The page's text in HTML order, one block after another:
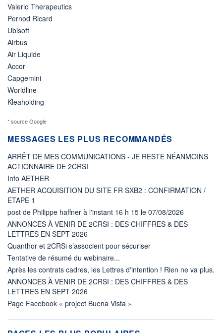
Valerio Therapeutics
Pernod Ricard
Ubisoft
Airbus
Air Liquide
Accor
Capgemini
Worldline
Kleaholding
* source Google
MESSAGES LES PLUS RECOMMANDÉS
ARRÊT DE MES COMMUNICATIONS - JE RESTE NÉANMOINS
ACTIONNAIRE DE 2CRSI
Info AETHER
AETHER ACQUISITION DU SITE FR SXB2 : CONFIRMATION /
ETAPE 1
post de Philippe haffner à l'instant 16 h 15 le 07/08/2026
ANNONCES À VENIR DE 2CRSI : DES CHIFFRES & DES
LETTRES EN SEPT 2026
Quanthor et 2CRSi s’associent pour sécuriser
Tentative de résumé du webinaire...
Après les contrats cadres, les Lettres d'intention ! Rien ne va plus.
ANNONCES À VENIR DE 2CRSI : DES CHIFFRES & DES
LETTRES EN SEPT 2026
Page Facebook « project Buena Vista »